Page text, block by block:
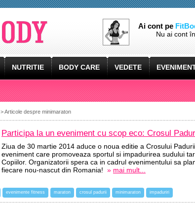
Ai cont pe
Nu ai cont
NUTRITIE BODY CARE VEDETE
> Articole despre minimaraton
Participa la un eveniment cu scop eco: Crosul
Ziua de 30 martie 2014 aduce o noua editie a Crosului
eveniment care promoveaza sportul si impadurirea sudului
Copiilor. Organizatorii spera ca in cadrul evenimentului sa
fiecare nou-nascut din Romania! » mai mult...
evenimente fitness maraton crosul padurii minimaraton impaduriri